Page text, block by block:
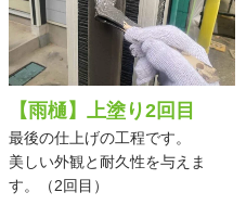
【雨樋】上塗り2回目
最後の仕上げの工程です。
美しい外観と耐久性を与えま
す。（2回目）